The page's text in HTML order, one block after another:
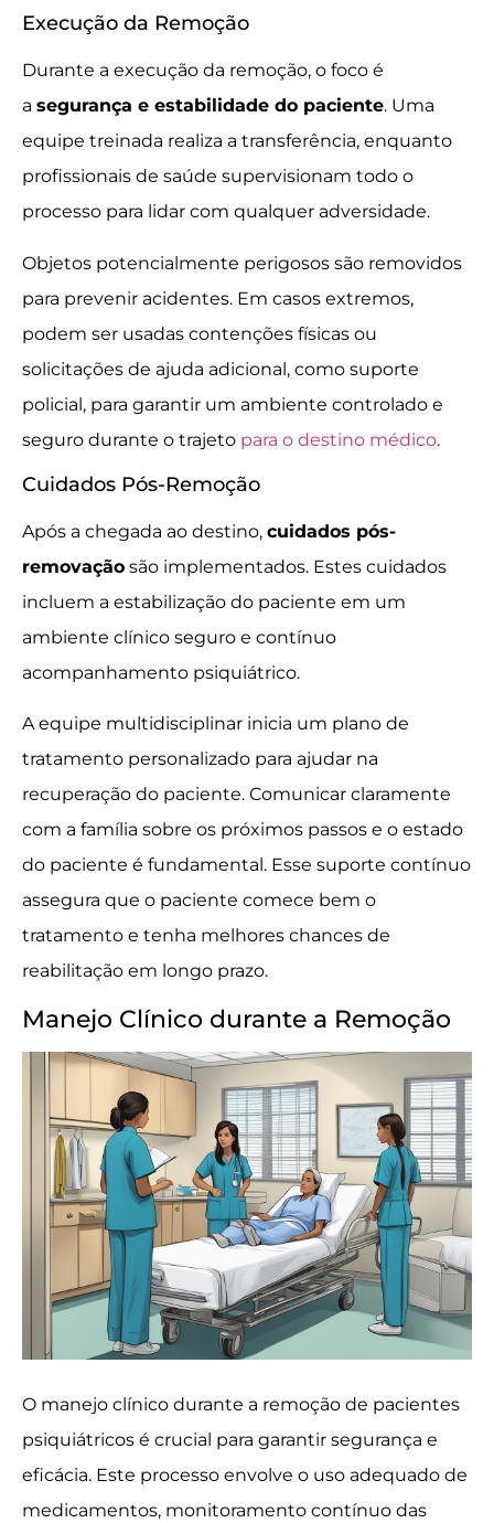
Execução da Remoção
Durante a execução da remoção, o foco é
a segurança e estabilidade do paciente. Uma
equipe treinada realiza a transferência, enquanto
profissionais de saúde supervisionam todo o
processo para lidar com qualquer adversidade.
Objetos potencialmente perigosos são removidos
para prevenir acidentes. Em casos extremos,
podem ser usadas contenções físicas ou
solicitações de ajuda adicional, como suporte
policial, para garantir um ambiente controlado e
seguro durante o trajeto para o destino médico.
Cuidados Pós-Remoção
Após a chegada ao destino, cuidados pós-
removação são implementados. Estes cuidados
incluem a estabilização do paciente em um
ambiente clínico seguro e contínuo
acompanhamento psiquiátrico.
A equipe multidisciplinar inicia um plano de
tratamento personalizado para ajudar na
recuperação do paciente. Comunicar claramente
com a família sobre os próximos passos e o estado
do paciente é fundamental. Esse suporte contínuo
assegura que o paciente comece bem o
tratamento e tenha melhores chances de
reabilitação em longo prazo.
Manejo Clínico durante a Remoção
O manejo clínico durante a remoção de pacientes
psiquiátricos é crucial para garantir segurança e
eficácia. Este processo envolve o uso adequado de
medicamentos, monitoramento contínuo das